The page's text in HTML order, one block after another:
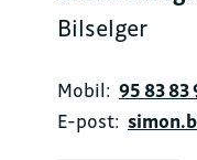
Bilselger
Mobil: 95 83 83
E-post: